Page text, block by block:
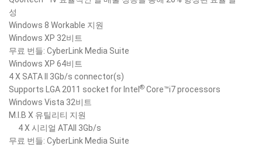
성
Windows 8 Workable 지원
Windows XP 32비트
무료 번들: CyberLink Media Suite
Windows XP 64비트
4 X SATA II 3Gb/s connector(s)
Supports LGA 2011 socket for Intel ® Core™i7 processors
Windows Vista 32비트
M.I.B X 유틸리티 지원
4 X 시리얼 ATAII 3Gb/s
무료 번들: CyberLink Media Suite